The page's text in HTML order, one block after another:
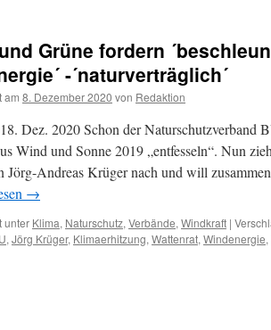
Grüne fordern
-´naturverträglich´
am 8. Dezember 2020 von Redaktion
Dez. 2020 Schon der Naturschutzverband
Wind und Sonne 2019 „entfesseln“. Nun
Jörg-Andreas Krüger nach und will
→
unter Klima, Naturschutz, Verbände, Windkraft |
, Jörg Krüger, Klimaerhitzung, Wattenrat, Windenergie,